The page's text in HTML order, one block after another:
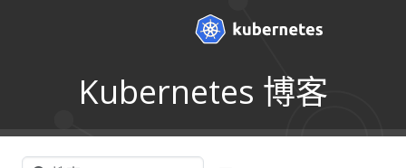
Kubernetes 博客